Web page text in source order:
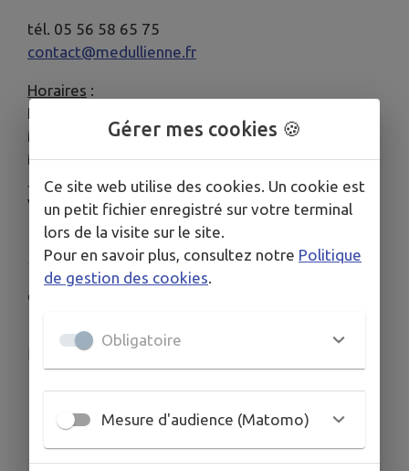
tél. 05 56 58 65 75
contact@medullienne.fr
Horaires :
Lundi : 9h-12h30 / 14h-18h
Mardi : 9h-12h30
Mercredi : 9h-12h30 / 14h-17h30
Jeudi : 14h - 18h
Vendredi : 9h-12h30 / 14h-17h30
COORDONNÉES
lesgalips@medullienne.fr
06.27.59.76.75
Gérer mes cookies 🍪
Ce site web utilise des cookies. Un cookie est
un petit fichier enregistré sur votre terminal
lors de la visite sur le site.
Pour en savoir plus, consultez notre Politique
de gestion des cookies
Obligatoire
Mesure d'audience (Matomo)